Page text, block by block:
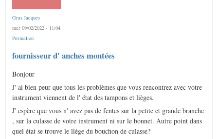
Gras Jacques
mer 09/02/2022 - 11:04
Permalien
fournisseur d' anches montées
Bonjour
J' ai bien peur que tous les problèmes que vous rencontrez avec votre
instrument viennent de l' état des tampons et lièges.
J' espère que vous n' avez pas de fentes sur la petite et grande branche
, sur la culasse de votre instrument ni sur le bonnet. Autre point dans
quel état se trouve le liège du bouchon de culasse?